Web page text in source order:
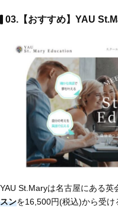
03.【おすすめ】YAU
YAU St.Maryは名古屋にある英
スンを16,500円(税込)から受け